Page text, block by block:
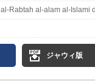
al-Rabtah al-alam al-Islami
ジャウィ版